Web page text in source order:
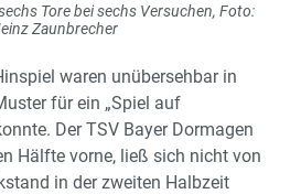
Tore bei sechs Versuchen, Foto:
Zaunbrecher
waren unübersehbar in
für ein „Spiel auf
Der TSV Bayer Dormagen
Hälfte vorne, ließ sich nicht von
in der zweiten Halbzeit